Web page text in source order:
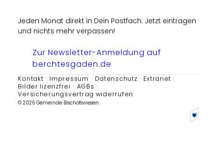
Jeden Monat direkt in Dein Postfach. Jetzt eintragen
und nichts mehr verpassen!
Zur Newsletter-Anmeldung auf
berchtesgaden.de
Kontakt Impressum Datenschutz
Extranet
Bilder lizenzfrei
AGBs
Versicherungsvertrag widerrufen
© 2026 Gemeinde Bischofswiesen